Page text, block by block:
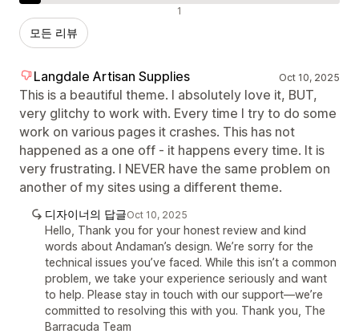
부정적인 리뷰 1
모든 리뷰
Langdale Artisan Supplies Oct 10, 2025
This is a beautiful theme. I absolutely love it, BUT,
very glitchy to work with. Every time I try to do some
work on various pages it crashes. This has not
happened as a one off - it happens every time. It is
very frustrating. I NEVER have the same problem on
another of my sites using a different theme.
디자이너의 답글Oct 10, 2025
Hello, Thank you for your honest review and kind
words about Andaman’s design. We’re sorry for the
technical issues you’ve faced. While this isn’t a common
problem, we take your experience seriously and want
to help. Please stay in touch with our support—we’re
committed to resolving this with you. Thank you, The
Barracuda Team